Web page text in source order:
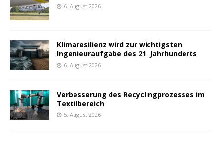
6. August 2026
Klimaresilienz wird zur wichtigsten
Ingenieuraufgabe des 21. Jahrhunderts
6. August 2026
Verbesserung des Recyclingprozesses im
Textilbereich
5. August 2026